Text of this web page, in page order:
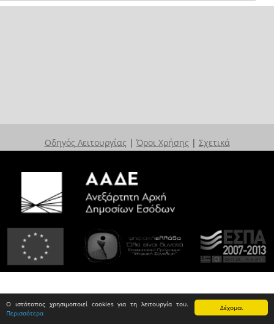
Δέχομαι
Ο ιστότοπος χρησιμοποιεί cookies για τη λειτουργία του.
Περισσότερα
Οδηγός Λειτουργίας | Όροι Χρήσης | Σχετικά